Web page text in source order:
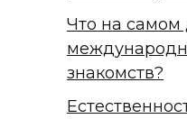
Что на самом
знакомств?